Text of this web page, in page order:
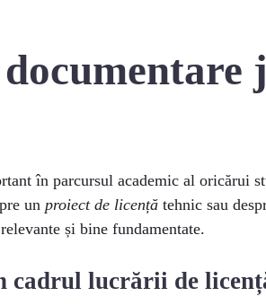
în parcursul academic al oricărui
un proiect de licență tehnic sau
și bine fundamentate.
cadrul lucrării de